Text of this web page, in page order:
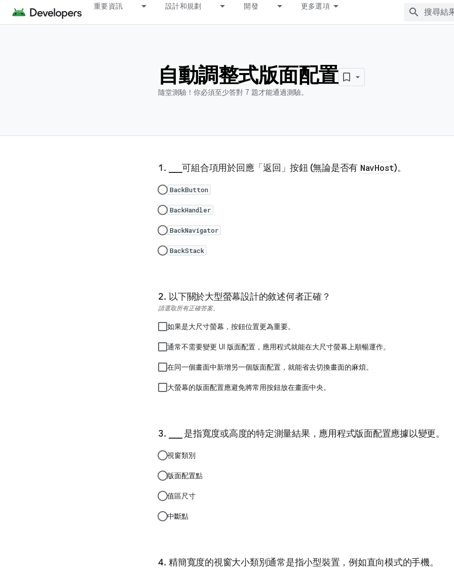
重要資訊 設計和規劃 開發 更多選項
自動調整式版面配置
隨堂測驗！你必須至少答對 7 題才能通過測驗。
___可組合項用於回應「返回」按鈕 (無論是否有 NavHost)。
BackButton
BackHandler
BackNavigator
BackStack
以下關於大型螢幕設計的敘述何者正確？
請選取所有正確答案。
如果是大尺寸螢幕，按鈕位置更為重要。
通常不需要變更 UI 版面配置，應用程式就能在大尺寸螢幕上順暢運作。
在同一個畫面中新增另一個版面配置，就能省去切換畫面的麻煩。
大螢幕的版面配置應避免將常用按鈕放在畫面中央。
___ 是指寬度或高度的特定測量結果，應用程式版面配置應據以變更。
視窗類別
版面配置點
值區尺寸
中斷點
精簡寬度的視窗大小類別通常是指小型裝置，例如直向模式的手機。